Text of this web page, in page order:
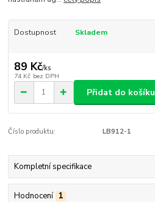
Dostupnost Skladem
89 Kč/ks
74 Kč bez DPH
Přidat do košíku
Číslo produktu: LB912-1
Kompletní specifikace
Hodnocení 1